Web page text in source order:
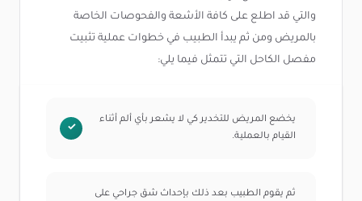
والتي قد اطلع على كافة الأشعة والفحوصات الخاصة
بالمريض ومن ثم يبدأ الطبيب في خطوات عملية تثبيت
مفصل الكاحل التي تتمثل فيما يلي:
يخضع المريض للتخدير كي لا يشعر بأي ألم أثناء
القيام بالعملية.
ثم يقوم الطبيب بعد ذلك بإحداث شق جراحي على